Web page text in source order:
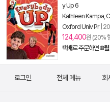
y Up 6
Kathleen Kampa
Oxford Univ Pr|
124,400원 (20%
택배로 주문하면 8월
로그인 전체 메뉴 회